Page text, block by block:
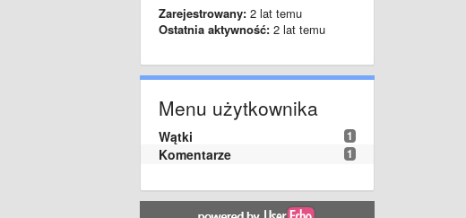
Zarejestrowany: 2 lat temu
Ostatnia aktywność: 2 lat temu
Menu użytkownika
1
Wątki
1
Komentarze